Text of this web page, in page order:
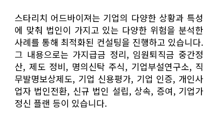
스타리치 어드바이져는 기업의 다양한 상황과 특성
에 맞춰 법인이 가지고 있는 다양한 위험을 분석한
사례를 통해 최적화된 컨설팅을 진행하고 있습니다.
그 내용으로는 가지급금 정리, 임원퇴직금 중간정
산, 제도 정비, 명의신탁 주식, 기업부설연구소, 직
무발명보상제도, 기업 신용평가, 기업 인증, 개인사
업자 법인전환, 신규 법인 설립, 상속, 증여, 기업가
정신 플랜 등이 있습니다.